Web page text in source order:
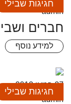
חגיגות שבילי
admin
חברים
למידע נוסף
חגיגות שבילי
27 במאי 2012
admin